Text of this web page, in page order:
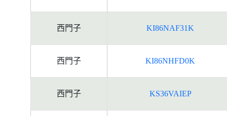
西門子 KI86NAF31K
西門子 KI86NHFD0K
西門子 KS36VAIEP